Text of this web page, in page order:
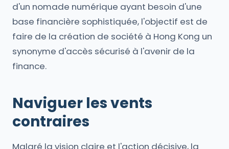
d'un nomade numérique ayant besoin d'une
base financière sophistiquée, l'objectif est de
faire de la création de société à Hong Kong un
synonyme d'accès sécurisé à l'avenir de la
finance.
Naviguer les vents
contraires
Malgré la vision claire et l'action décisive, la